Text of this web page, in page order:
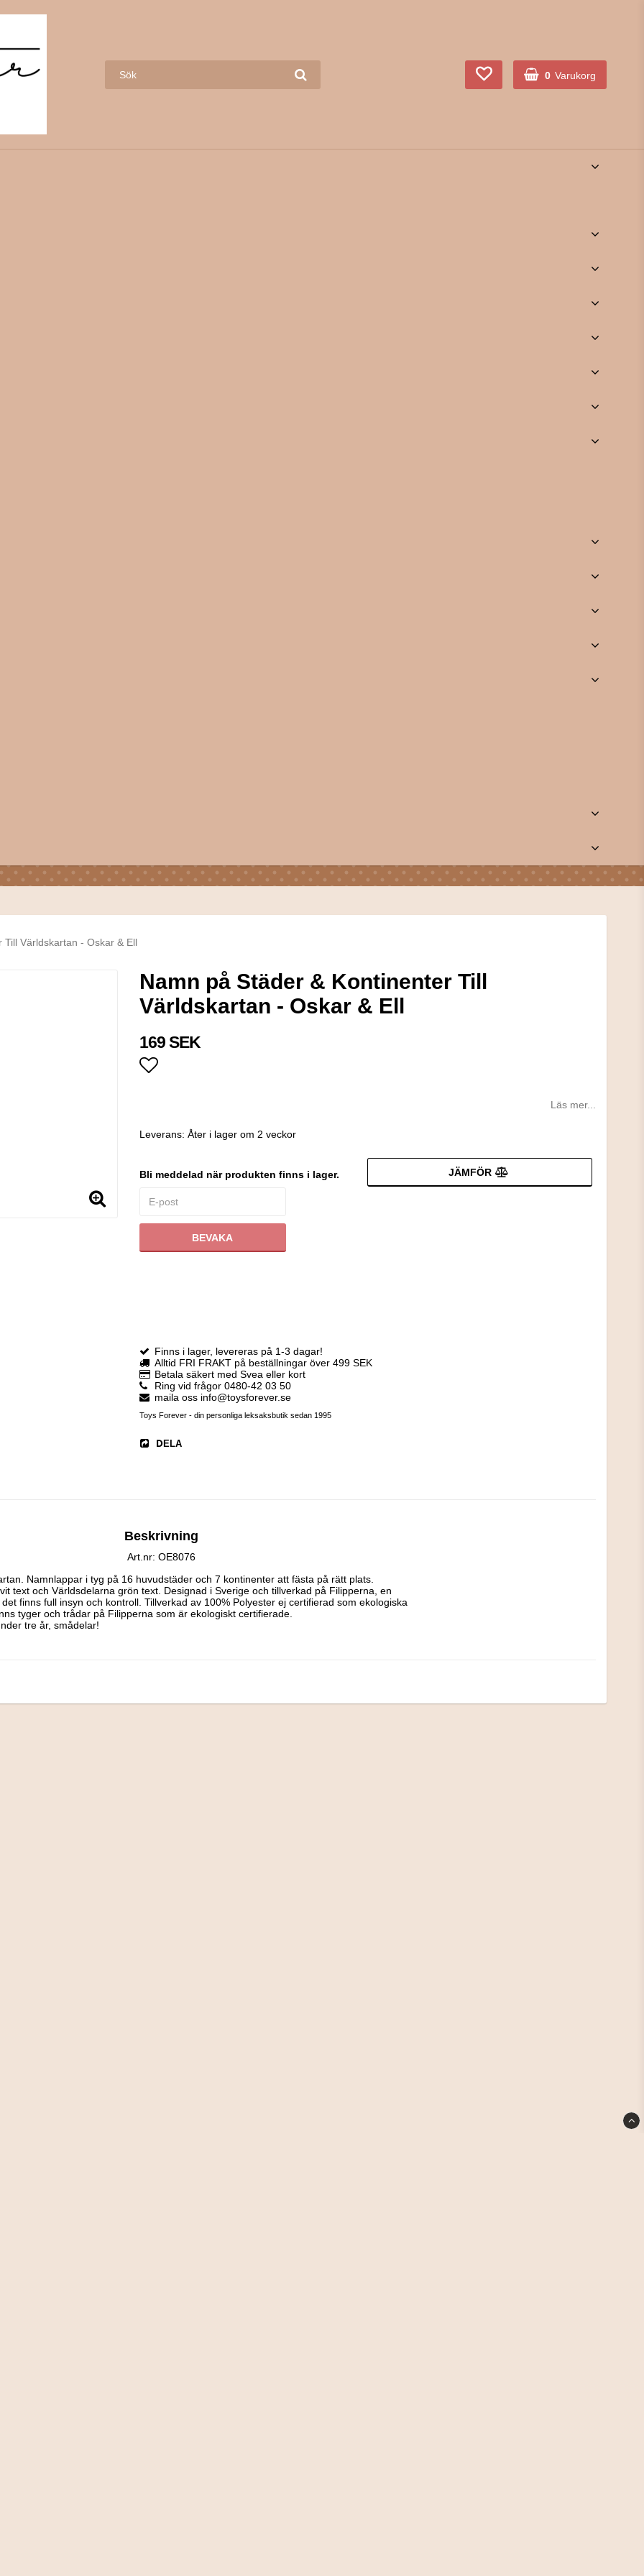
0 Varukorg
Världskartan - Oskar & Ell
Namn på Städer & Kontinenter Till
Världskartan - Oskar & Ell
169 SEK
Läs mer...
Leverans: Åter i lager om 2 veckor
Bli meddelad när produkten finns i lager.
BEVAKA
JÄMFÖR
Finns i lager, levereras på 1-3 dagar!
Alltid FRI FRAKT på beställningar över 499 SEK
Betala säkert med Svea eller kort
Ring vid frågor 0480-42 03 50
maila oss info@toysforever.se
Toys Forever - din personliga leksaksbutik sedan 1995
DELA
Beskrivning
Art.nr: OE8076
Namnlappar i tyg på 16 huvudstäder och 7 kontinenter att fästa på rätt plats.
text och Världsdelarna grön text. Designad i Sverige och tillverkad på Filipperna, en
finns full insyn och kontroll. Tillverkad av 100% Polyester ej certifierad som ekologiska
tyger och trådar på Filipperna som är ekologiskt certifierade.
tre år, smådelar!